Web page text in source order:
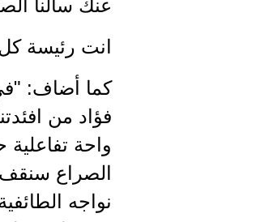
عنك سالنا
انت رئيسة
كما أضاف:
فؤاد من
واحة تفاعلية
الصراع
نواجه